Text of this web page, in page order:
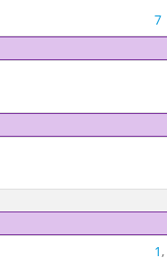
7
1,